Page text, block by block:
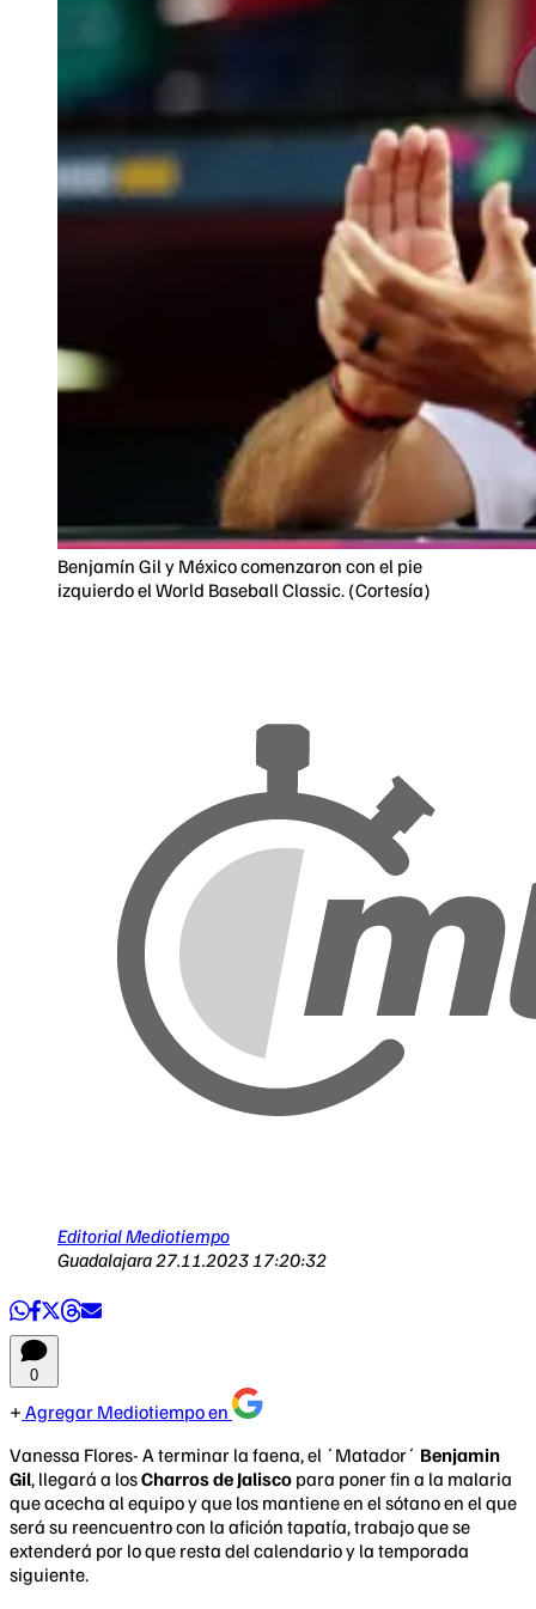
Benjamín Gil y México comenzaron con el pie
izquierdo el World Baseball Classic. (Cortesía)
Editorial Mediotiempo
Guadalajara27.11.2023 17:20:32
0
Agregar Mediotiempo en
Vanessa Flores- A terminar la faena, el ´Matador´ Benjamin
Gil, llegará a losCharros de Jalisco para poner fin a la malaria
que acecha al equipo y que los mantiene en el sótano en el que
será su reencuentro con la afición tapatía, trabajo que se
extenderá por lo que resta del calendario y la temporada
siguiente.